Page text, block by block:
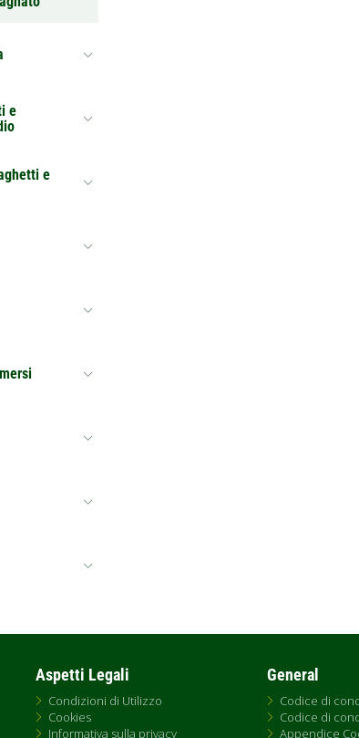
e
e
Aspetti Legali
Condizioni di Utilizzo
Cookies
Informativa sulla privacy
General
Codice di
Codice di
Appendice